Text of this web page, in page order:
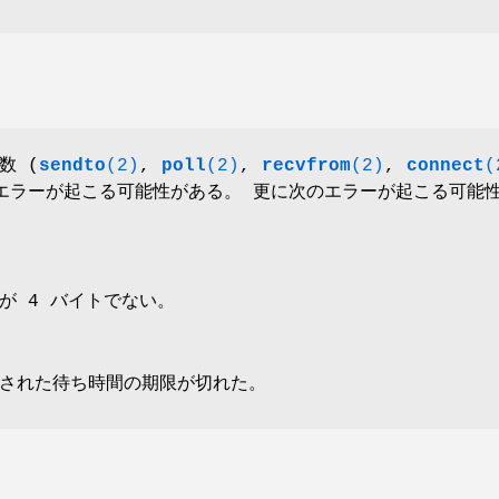
数 ( sendto(2) , poll(2) , recvfrom(2) , connect
ーが起こる可能性がある。 更に次のエラーが起こる可能
4 バイトでない。
た待ち時間の期限が切れた。